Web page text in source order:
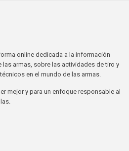
online dedicada a la información
las armas, sobre las actividades de tiro y
en el mundo de las armas.
mejor y para un enfoque responsable al